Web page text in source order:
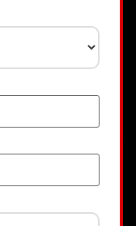
in München